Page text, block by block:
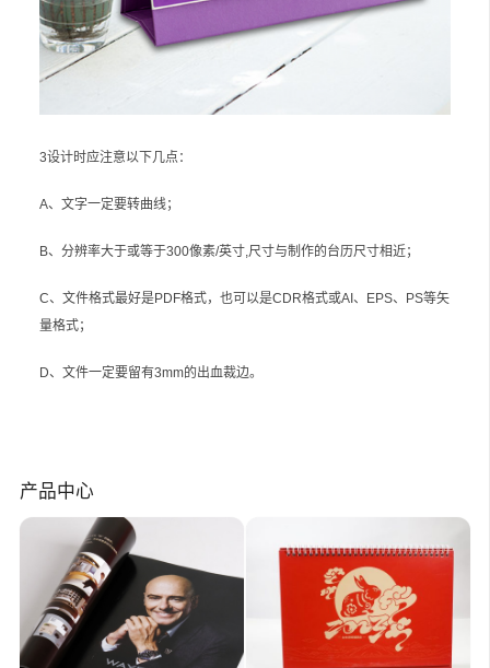
3设计时应注意以下几点：
A、文字一定要转曲线；
B、分辨率大于或等于300像素/英寸,尺寸与制作的台历尺寸相近；
C、文件格式最好是PDF格式，也可以是CDR格式或AI、EPS、PS等矢
量格式；
D、文件一定要留有3mm的出血裁边。
产品中心